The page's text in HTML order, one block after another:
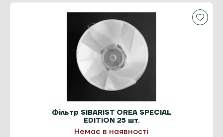
Фільтр SIBARIST OREA SPECIAL
EDITION 25 шт.
Немає в наявності